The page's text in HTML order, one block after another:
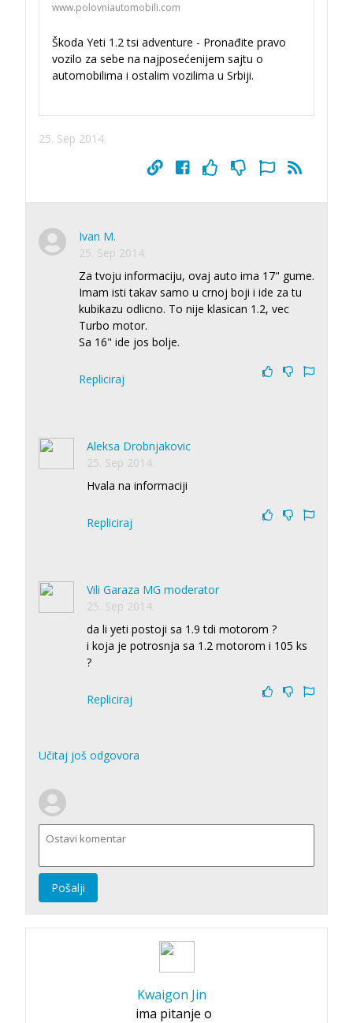
www.polovniautomobili.com
Škoda Yeti 1.2 tsi adventure - Pronađite pravo
vozilo za sebe na najposećenijem sajtu o
automobilima i ostalim vozilima u Srbiji.
25. Sep 2014.
Ivan M.
25. Sep 2014.
Za tvoju informaciju, ovaj auto ima 17" gume.
Imam isti takav samo u crnoj boji i ide za tu
kubikazu odlicno. To nije klasican 1.2, vec
Turbo motor.
Sa 16" ide jos bolje.
Repliciraj
Aleksa Drobnjakovic
25. Sep 2014.
Hvala na informaciji
Repliciraj
Vili Garaza MG moderator
25. Sep 2014.
da li yeti postoji sa 1.9 tdi motorom ?
i koja je potrosnja sa 1.2 motorom i 105 ks
?
Repliciraj
Učitaj još odgovora
Pošalji
Kwaigon Jin
ima pitanje o